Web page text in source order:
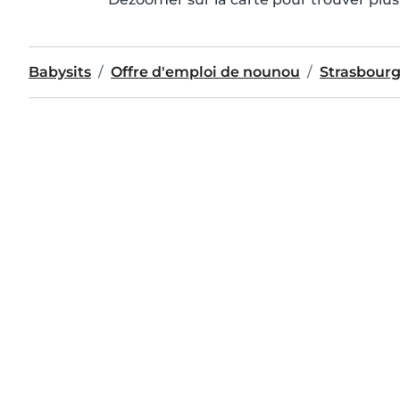
Babysits Offre d'emploi de nounou Strasbourg